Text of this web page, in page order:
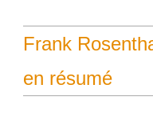
Frank
en résumé